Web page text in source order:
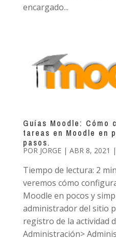
encargado...
Guías Moodle: Cómo
tareas en Moodle en
pasos.
POR JORGE| ABR 8, 2021 |
Tiempo de lectura: 2
veremos cómo
Moodle en pocos y
administrador del sitio
registro de la actividad
Administración>